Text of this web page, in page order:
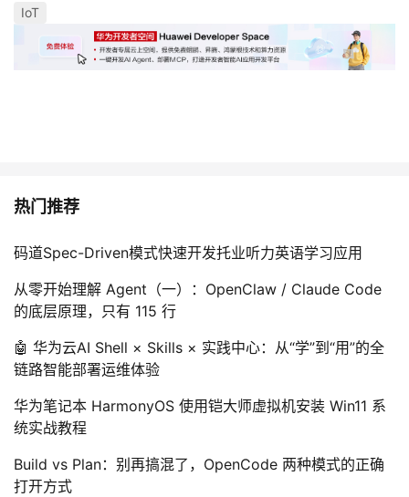
我
的
课
程
我
的
认
我
的
验
我
收
藏
的
技
术
支
持
我
的
云
声
建
议
IoT
热门推荐
码道Spec-Driven模式快速开发托业听力英语学习应用
从零开始理解 Agent（一）：OpenClaw / Claude Code
的底层原理，只有 115 行
🤖 华为云AI Shell × Skills × 实践中心：从“学”到“用”的全
链路智能部署运维体验
华为笔记本 HarmonyOS 使用铠大师虚拟机安装 Win11 系
统实战教程
Build vs Plan：别再搞混了，OpenCode 两种模式的正确
打开方式